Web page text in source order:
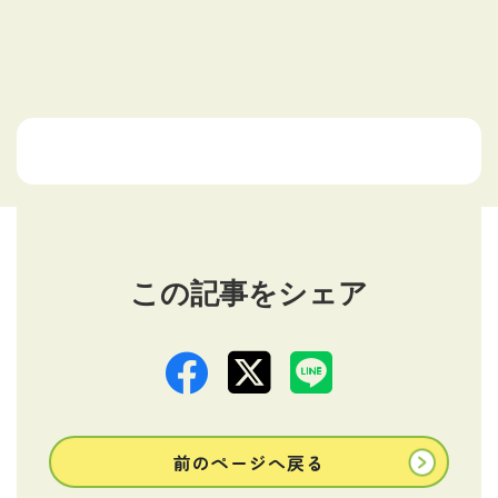
この記事をシェア
前のページへ戻る